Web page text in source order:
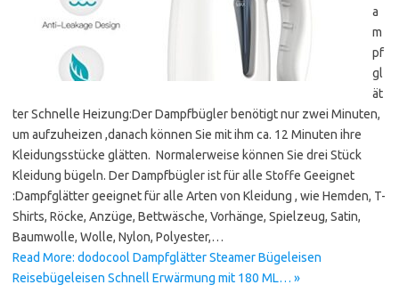
a
m
pf
gl
ät
ter Schnelle Heizung:Der Dampfbügler benötigt nur zwei Minuten,
um aufzuheizen ,danach können Sie mit ihm ca. 12 Minuten ihre
Kleidungsstücke glätten. Normalerweise können Sie drei Stück
Kleidung bügeln. Der Dampfbügler ist für alle Stoffe Geeignet
:Dampfglätter geeignet für alle Arten von Kleidung , wie Hemden, T-
Shirts, Röcke, Anzüge, Bettwäsche, Vorhänge, Spielzeug, Satin,
Baumwolle, Wolle, Nylon, Polyester,…
Read More: dodocool Dampfglätter Steamer Bügeleisen
Reisebügeleisen Schnell Erwärmung mit 180 ML… »